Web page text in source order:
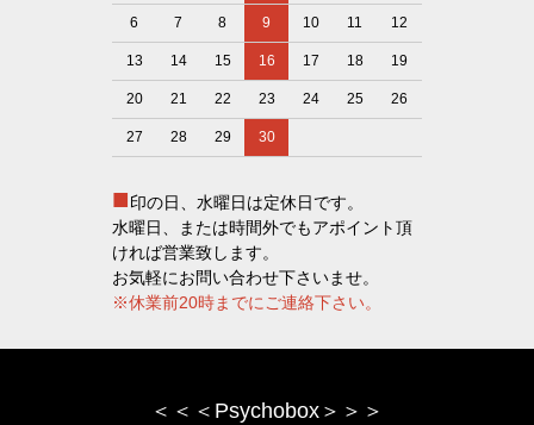
6 7 8 9 10 11 12
13 14 15 16 17 18 19
20 21 22 23 24 25 26
27 28 29 30
■印の日、水曜日は定休日です。
水曜日、または時間外でもアポイント頂
ければ営業致します。
お気軽にお問い合わせ下さいませ。
※休業前20時までにご連絡下さい。
＜＜＜Psychobox＞＞＞